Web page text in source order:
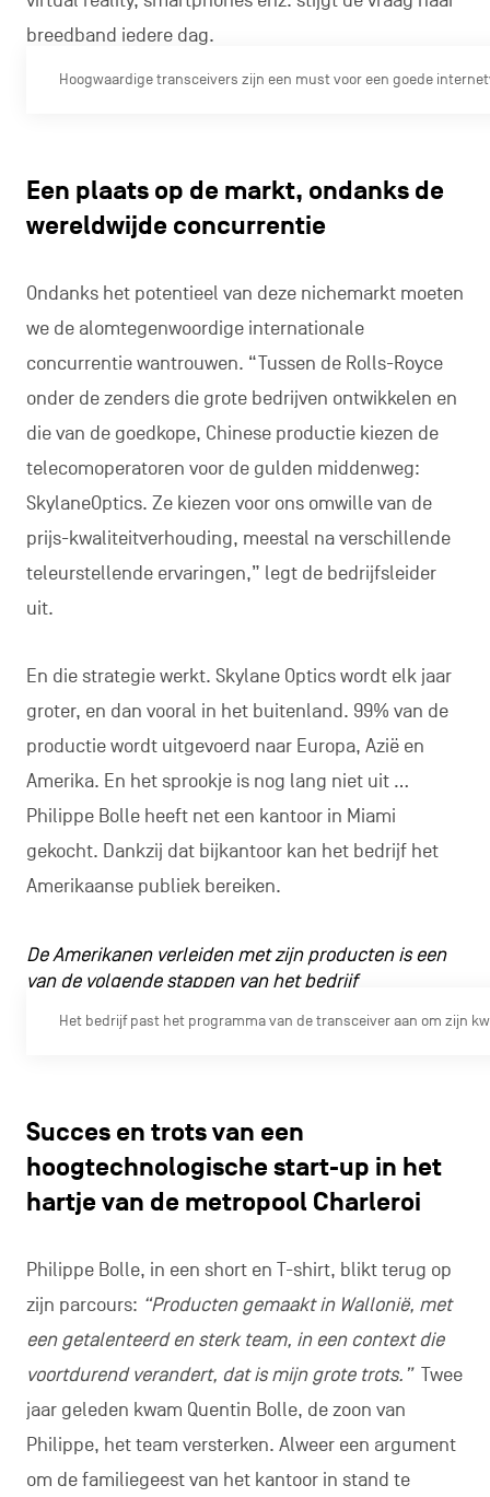
breedband iedere dag.
Hoogwaardige transceivers zijn een must voor een goede
Een plaats op de markt, ondanks de
wereldwijde concurrentie
Ondanks het potentieel van deze nichemarkt moeten
we de alomtegenwoordige internationale
concurrentie wantrouwen. “Tussen de Rolls-Royce
onder de zenders die grote bedrijven ontwikkelen en
die van de goedkope, Chinese productie kiezen de
telecomoperatoren voor de gulden middenweg:
SkylaneOptics. Ze kiezen voor ons omwille van de
prijs-kwaliteitverhouding, meestal na verschillende
teleurstellende ervaringen,” legt de bedrijfsleider
uit.
En die strategie werkt. Skylane Optics wordt elk jaar
groter, en dan vooral in het buitenland. 99% van de
productie wordt uitgevoerd naar Europa, Azië en
Amerika. En het sprookje is nog lang niet uit …
Philippe Bolle heeft net een kantoor in Miami
gekocht. Dankzij dat bijkantoor kan het bedrijf het
Amerikaanse publiek bereiken.
De Amerikanen verleiden met zijn producten is een
van de volgende stappen van het bedrijf
Het bedrijf past het programma van de transceiver aan om zijn
Succes en trots van een
hoogtechnologische start-up in het
hartje van de metropool Charleroi
Philippe Bolle, in een short en T-shirt, blikt terug op
zijn parcours: “Producten gemaakt in Wallonië, met
een getalenteerd en sterk team, in een context die
voortdurend verandert, dat is mijn grote trots.”Twee
jaar geleden kwam Quentin Bolle, de zoon van
Philippe, het team versterken. Alweer een argument
om de familiegeest van het kantoor in stand te